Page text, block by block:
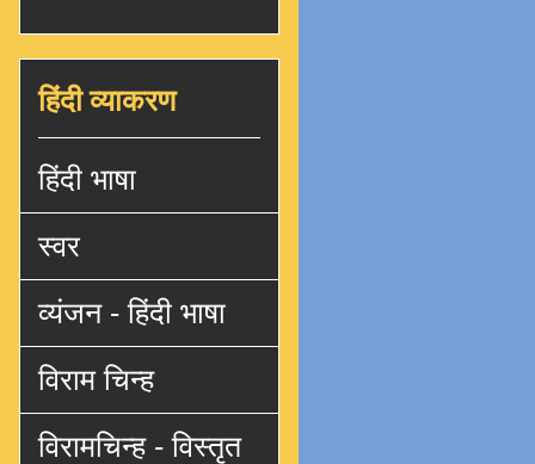
हिंदी व्याकरण
हिंदी भाषा
स्वर
व्यंजन - हिंदी भाषा
विराम चिन्ह
विरामचिन्ह - विस्तृत